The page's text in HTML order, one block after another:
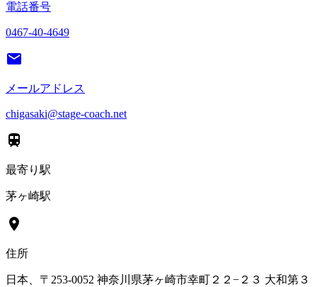
電話番号
0467-40-4649
メールアドレス
chigasaki@stage-coach.net
最寄り駅
茅ヶ崎駅
住所
日本、〒253-0052 神奈川県茅ヶ崎市幸町２２−２３ 大和第３